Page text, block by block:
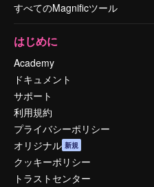
すべてのMagnificツール
はじめに
Academy
ドキュメント
サポート
利用規約
プライバシーポリシー
オリジナル 新規
クッキーポリシー
トラストセンター